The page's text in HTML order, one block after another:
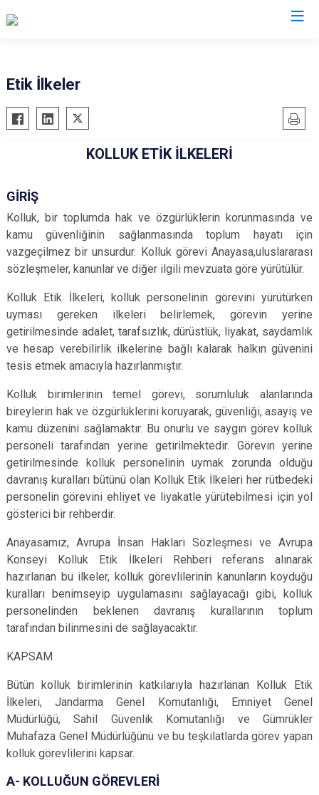
Etik İlkeler
KOLLUK ETİK İLKELERİ
GİRİŞ
Kolluk, bir toplumda hak ve özgürlüklerin korunmasında ve
kamu güvenliğinin sağlanmasında toplum hayatı için
vazgeçilmez bir unsurdur. Kolluk görevi Anayasa,uluslararası
sözleşmeler, kanunlar ve diğer ilgili mevzuata göre yürütülür.
Kolluk Etik İlkeleri, kolluk personelinin görevini yürütürken
uyması gereken ilkeleri belirlemek, görevin yerine
getirilmesinde adalet, tarafsızlık, dürüstlük, liyakat, saydamlık
ve hesap verebilirlik ilkelerine bağlı kalarak halkın güvenini
tesis etmek amacıyla hazırlanmıştır.
Kolluk birimlerinin temel görevi, sorumluluk alanlarında
bireylerin hak ve özgürlüklerini koruyarak, güvenliği, asayiş ve
kamu düzenini sağlamaktır. Bu onurlu ve saygın görev kolluk
personeli tarafından yerine getirilmektedir. Görevin yerine
getirilmesinde kolluk personelinin uymak zorunda olduğu
davranış kuralları bütünü olan Kolluk Etik İlkeleri her rütbedeki
personelin görevini ehliyet ve liyakatle yürütebilmesi için yol
gösterici bir rehberdir.
Anayasamız, Avrupa İnsan Hakları Sözleşmesi ve Avrupa
Konseyi Kolluk Etik İlkeleri Rehberi referans alınarak
hazırlanan bu ilkeler, kolluk görevlilerinin kanunların koyduğu
kuralları benimseyip uygulamasını sağlayacağı gibi, kolluk
personelinden beklenen davranış kurallarının toplum
tarafından bilinmesini de sağlayacaktır.
KAPSAM
Bütün kolluk birimlerinin katkılarıyla hazırlanan Kolluk Etik
İlkeleri, Jandarma Genel Komutanlığı, Emniyet Genel
Müdürlüğü, Sahil Güvenlik Komutanlığı ve Gümrükler
Muhafaza Genel Müdürlüğünü ve bu teşkilatlarda görev yapan
kolluk görevlilerini kapsar.
A- KOLLUĞUN GÖREVLERİ